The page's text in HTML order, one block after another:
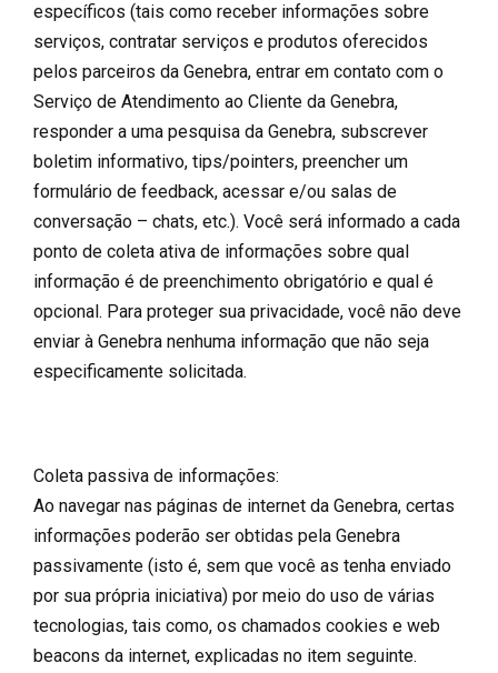
específicos (tais como receber informações sobre
serviços, contratar serviços e produtos oferecidos
pelos parceiros da Genebra, entrar em contato com o
Serviço de Atendimento ao Cliente da Genebra,
responder a uma pesquisa da Genebra, subscrever
boletim informativo, tips/pointers, preencher um
formulário de feedback, acessar e/ou salas de
conversação – chats, etc.). Você será informado a cada
ponto de coleta ativa de informações sobre qual
informação é de preenchimento obrigatório e qual é
opcional. Para proteger sua privacidade, você não deve
enviar à Genebra nenhuma informação que não seja
especificamente solicitada.
Coleta passiva de informações:
Ao navegar nas páginas de internet da Genebra, certas
informações poderão ser obtidas pela Genebra
passivamente (isto é, sem que você as tenha enviado
por sua própria iniciativa) por meio do uso de várias
tecnologias, tais como, os chamados cookies e web
beacons da internet, explicadas no item seguinte.